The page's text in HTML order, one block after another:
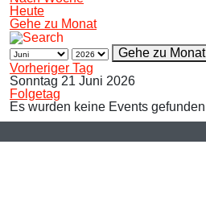
Heute
Gehe zu Monat
Gehe zu Monat
Vorheriger Tag
Sonntag 21 Juni 2026
Folgetag
Es wurden keine Events gefunden